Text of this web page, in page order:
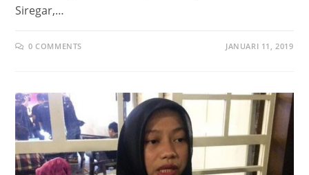
Siregar,…
0 COMMENTS JANUARI 11, 2019